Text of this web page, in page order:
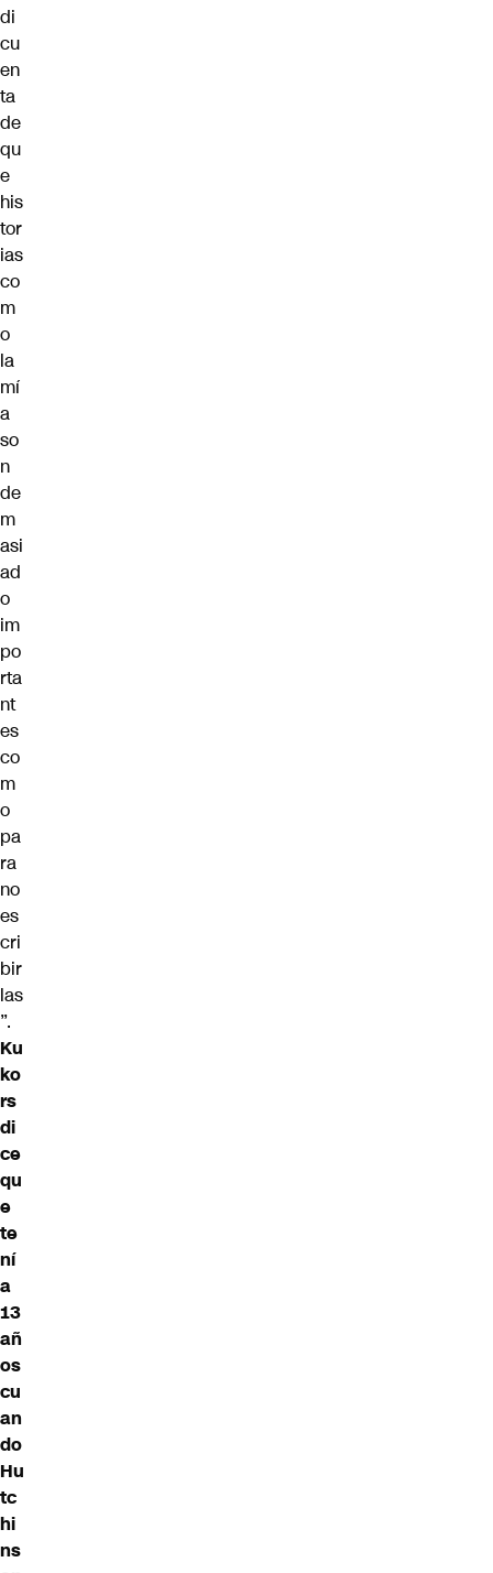
di
cu
en
ta
de
qu
e
his
tor
ias
co
m
o
la
mí
a
so
n
de
m
asi
ad
o
im
po
rta
nt
es
co
m
o
pa
ra
no
es
cri
bir
las
”.
Ku
ko
rs
di
ce
qu
e
te
ní
a
13
añ
os
cu
an
do
Hu
tc
hi
ns